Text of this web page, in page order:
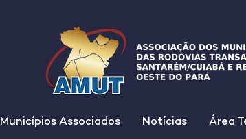
Municípios Associados Notícias Área